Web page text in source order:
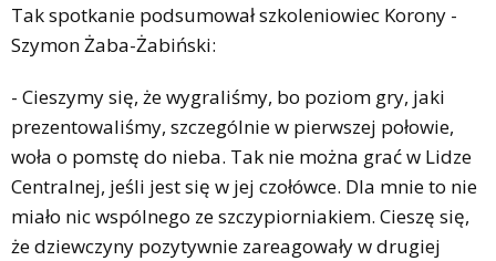
Tak spotkanie podsumował szkoleniowiec Korony -
Szymon Żaba-Żabiński:
- Cieszymy się, że wygraliśmy, bo poziom gry, jaki
prezentowaliśmy, szczególnie w pierwszej połowie,
woła o pomstę do nieba. Tak nie można grać w Lidze
Centralnej, jeśli jest się w jej czołówce. Dla mnie to nie
miało nic wspólnego ze szczypiorniakiem. Cieszę się,
że dziewczyny pozytywnie zareagowały w drugiej